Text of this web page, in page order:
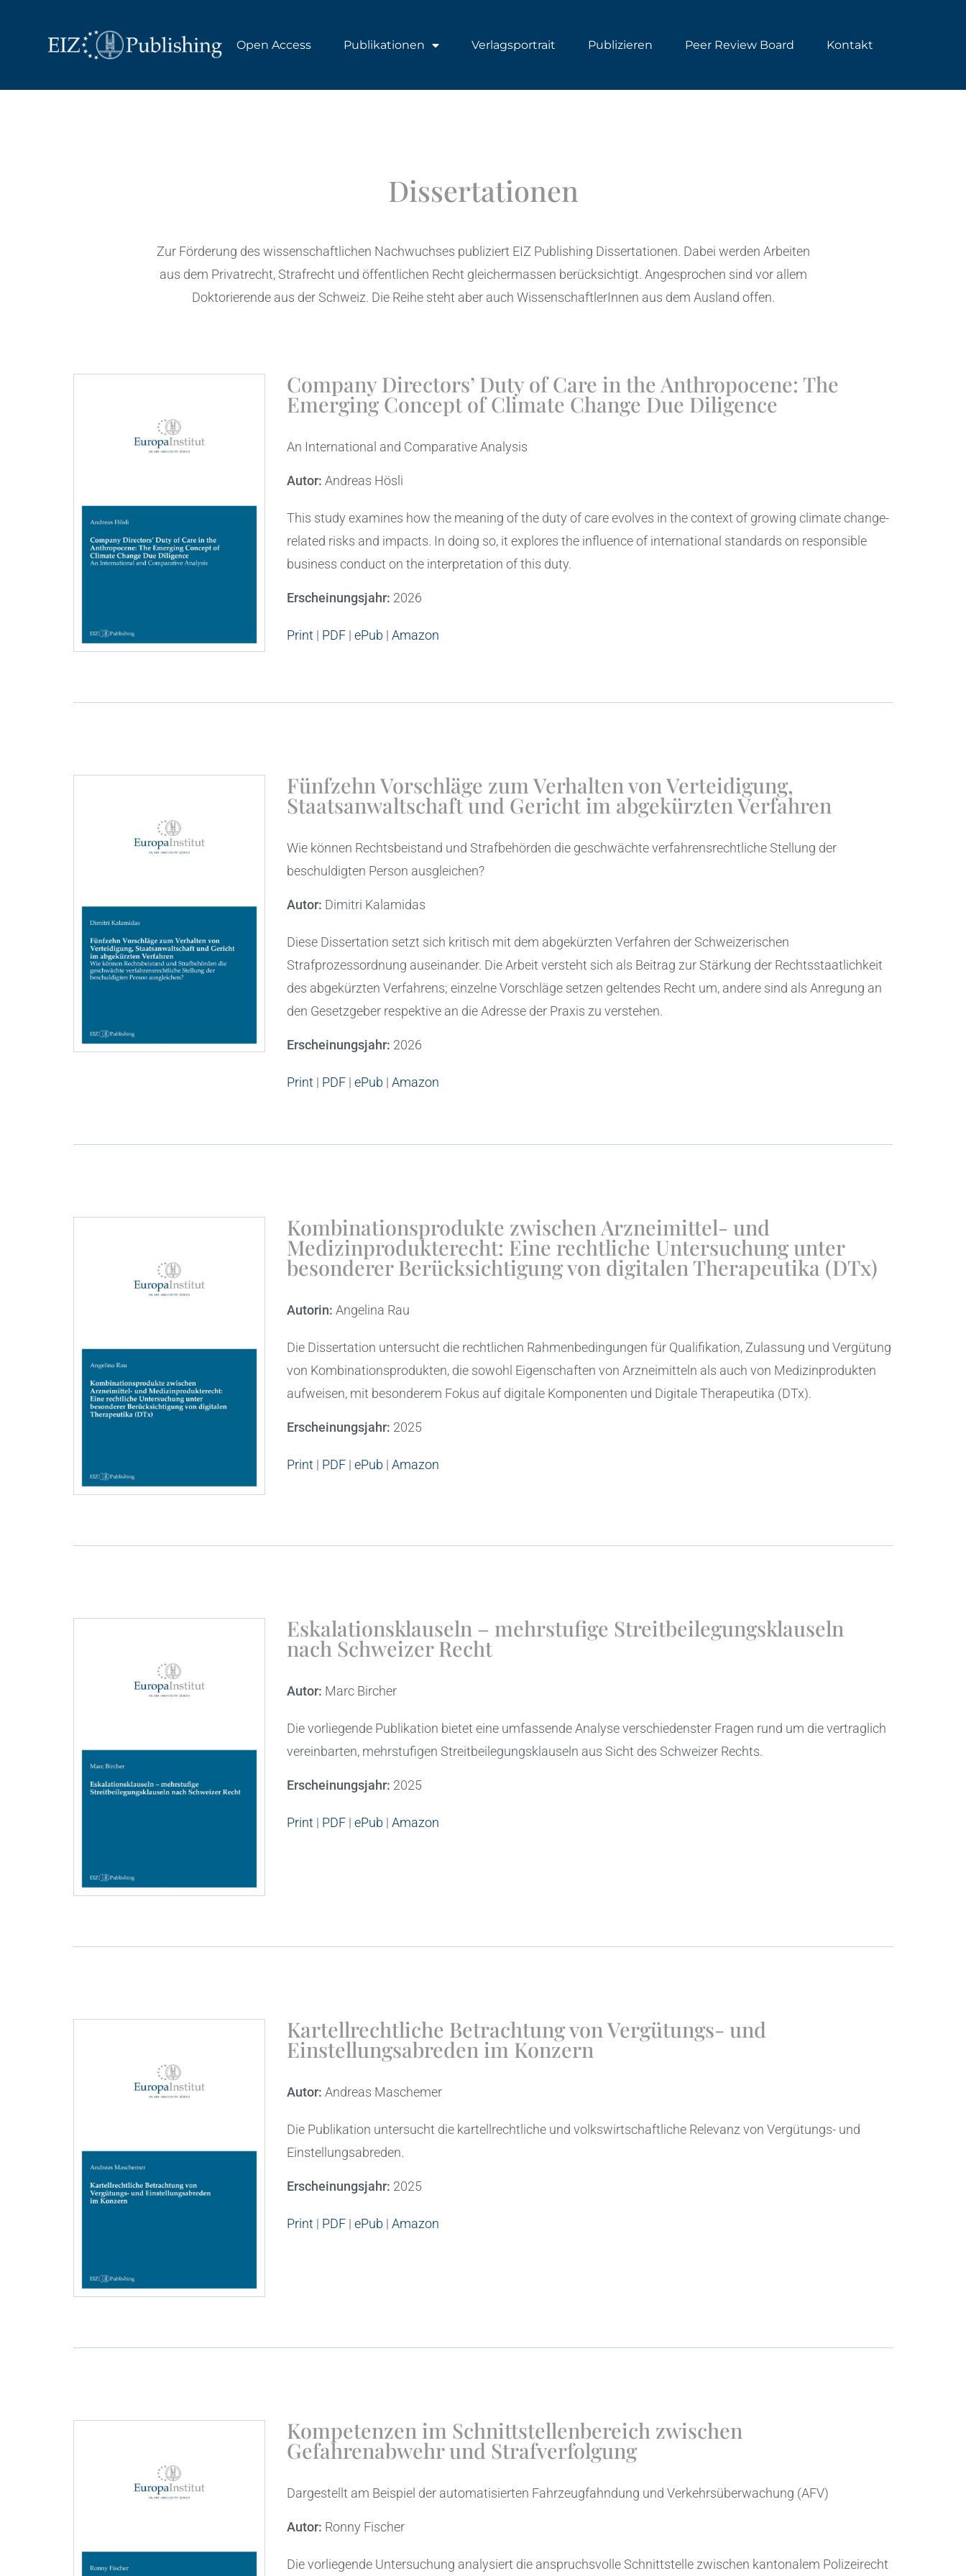
Open Access Publikationen Verlagsportrait Publizieren Peer Review Board Kontakt
Dissertationen
Zur Förderung des wissenschaftlichen Nachwuchses publiziert EIZ Publishing Dissertationen. Dabei werden Arbeiten
aus dem Privatrecht, Strafrecht und öffentlichen Recht gleichermassen berücksichtigt. Angesprochen sind vor allem
Doktorierende aus der Schweiz. Die Reihe steht aber auch WissenschaftlerInnen aus dem Ausland offen.
Company Directors’ Duty of Care in the Anthropocene: The
Emerging Concept of Climate Change Due Diligence
An International and Comparative Analysis
Autor: Andreas Hösli
This study examines how the meaning of the duty of care evolves in the context of growing climate change-
related risks and impacts. In doing so, it explores the influence of international standards on responsible
business conduct on the interpretation of this duty.
Erscheinungsjahr: 2026
Print | PDF| ePub | Amazon
Fünfzehn Vorschläge zum Verhalten von Verteidigung,
Staatsanwaltschaft und Gericht im abgekürzten Verfahren
Wie können Rechtsbeistand und Strafbehörden die geschwächte verfahrensrechtliche Stellung der
beschuldigten Person ausgleichen?
Autor: Dimitri Kalamidas
Diese Dissertation setzt sich kritisch mit dem abgekürzten Verfahren der Schweizerischen
Strafprozessordnung auseinander. Die Arbeit versteht sich als Beitrag zur Stärkung der Rechtsstaatlichkeit
des abgekürzten Verfahrens; einzelne Vorschläge setzen geltendes Recht um, andere sind als Anregung an
den Gesetzgeber respektive an die Adresse der Praxis zu verstehen.
Erscheinungsjahr: 2026
Print | PDF| ePub | Amazon
Kombinationsprodukte zwischen Arzneimittel- und
Medizinprodukterecht: Eine rechtliche Untersuchung unter
besonderer Berücksichtigung von digitalen Therapeutika (DTx)
Autorin: Angelina Rau
Die Dissertation untersucht die rechtlichen Rahmenbedingungen für Qualifikation, Zulassung und Vergütung
von Kombinationsprodukten, die sowohl Eigenschaften von Arzneimitteln als auch von Medizinprodukten
aufweisen, mit besonderem Fokus auf digitale Komponenten und Digitale Therapeutika (DTx).
Erscheinungsjahr: 2025
Print | PDF| ePub | Amazon
Eskalationsklauseln – mehrstufige Streitbeilegungsklauseln
nach Schweizer Recht
Autor: Marc Bircher
Die vorliegende Publikation bietet eine umfassende Analyse verschiedenster Fragen rund um die vertraglich
vereinbarten, mehrstufigen Streitbeilegungsklauseln aus Sicht des Schweizer Rechts.
Erscheinungsjahr: 2025
Print | PDF| ePub | Amazon
Kartellrechtliche Betrachtung von Vergütungs- und
Einstellungsabreden im Konzern
Autor: Andreas Maschemer
Die Publikation untersucht die kartellrechtliche und volkswirtschaftliche Relevanz von Vergütungs- und
Einstellungsabreden.
Erscheinungsjahr: 2025
Print | PDF| ePub | Amazon
Kompetenzen im Schnittstellenbereich zwischen
Gefahrenabwehr und Strafverfolgung
Dargestellt am Beispiel der automatisierten Fahrzeugfahndung und Verkehrsüberwachung (AFV)
Autor: Ronny Fischer
Die vorliegende Untersuchung analysiert die anspruchsvolle Schnittstelle zwischen kantonalem Polizeirecht